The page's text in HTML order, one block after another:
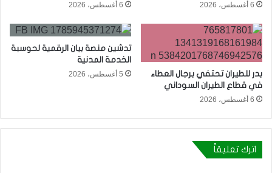
6 أغسطس، 2026 6 أغسطس، 2026
بدر للطيران تحتفي برجال العطاء
في قطاع الطيران السوداني
6 أغسطس، 2026
تدشين منصة بيان الرقمية لحوسبة
الخدمة المدنية
5 أغسطس، 2026
اترك تعليقاً